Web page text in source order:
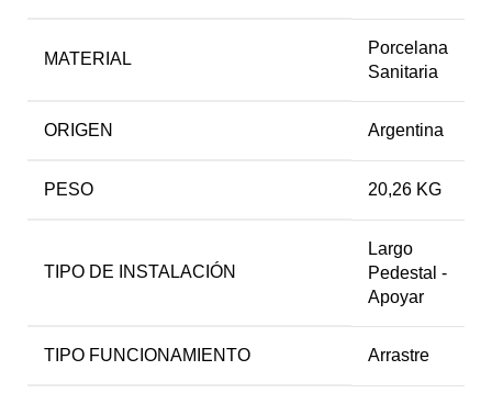
MATERIAL
Porcelana
Sanitaria
ORIGEN Argentina
PESO 20,26 KG
TIPO DE INSTALACIÓN
Largo
Pedestal -
Apoyar
TIPO FUNCIONAMIENTO Arrastre